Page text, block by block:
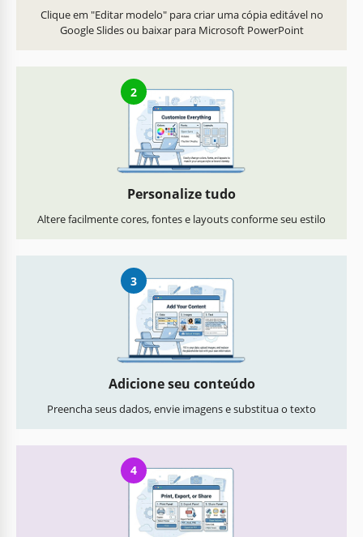
Clique em "Editar modelo" para criar uma cópia editável no
Google Slides ou baixar para Microsoft PowerPoint
2
Personalize tudo
Altere facilmente cores, fontes e layouts conforme seu estilo
3
Adicione seu conteúdo
Preencha seus dados, envie imagens e substitua o texto
4